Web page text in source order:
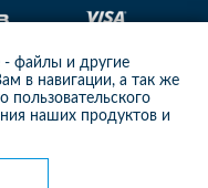
- файлы и другие
в навигации, а так же
пользовательского
наших продуктов и
ОГРН: 1097448007216
ОФЕРТОЙ. ДЛЯ